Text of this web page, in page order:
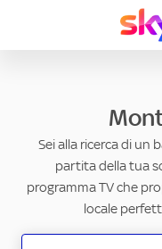
Sei alla ricerca di un
partita della tua
programma TV che
locale